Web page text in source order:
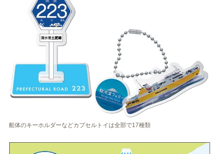
船体のキーホルダーなどカプセルトイは全部で17種類